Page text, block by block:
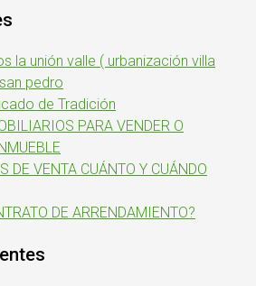
la unión valle ( urbanización villa
pedro
de Tradición
PARA VENDER O
DE VENTA CUÁNTO Y CUÁNDO
DE ARRENDAMIENTO?